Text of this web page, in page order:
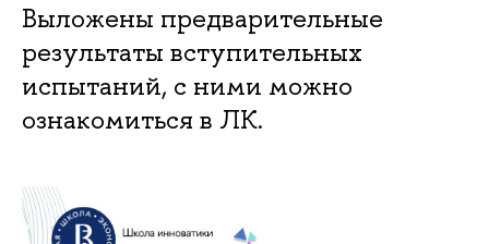
Выложены предварительные
результаты вступительных
испытаний, с ними можно
ознакомиться в ЛК.